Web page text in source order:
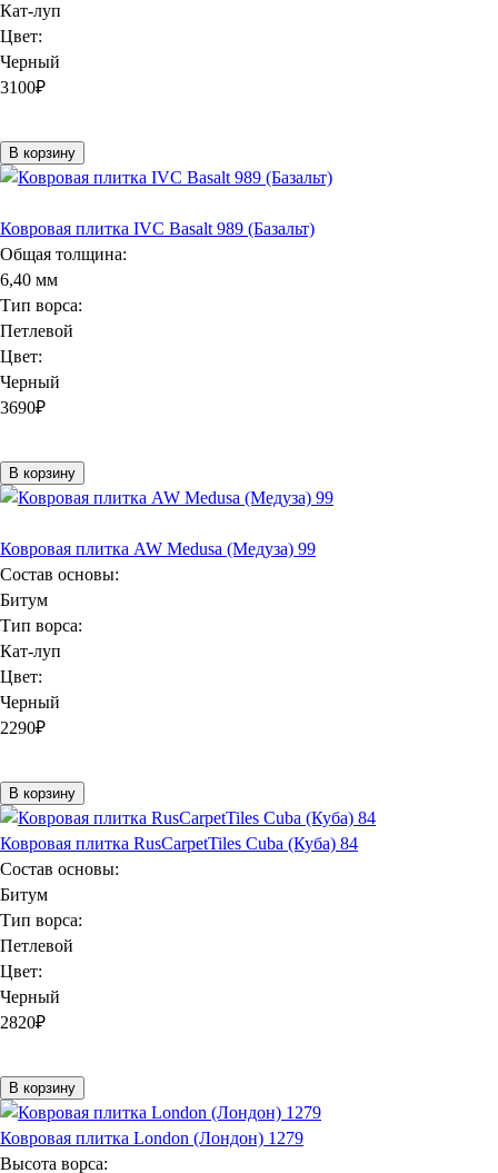
Кат-луп
Цвет:
Черный
3100₽
В корзину
Ковровая плитка IVC Basalt 989 (Базальт)
Общая толщина:
6,40 мм
Тип ворса:
Петлевой
Цвет:
Черный
3690₽
В корзину
Ковровая плитка AW Medusa (Медуза) 99
Состав основы:
Битум
Тип ворса:
Кат-луп
Цвет:
Черный
2290₽
В корзину
Ковровая плитка RusCarpetTiles Cuba (Куба) 84
Состав основы:
Битум
Тип ворса:
Петлевой
Цвет:
Черный
2820₽
В корзину
Ковровая плитка London (Лондон) 1279
Высота ворса: